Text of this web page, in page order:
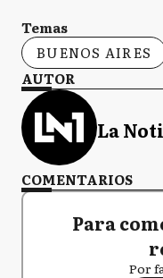
Temas
BUENOS AIRES
AUTOR
La
COMENTARIOS
Para
Por